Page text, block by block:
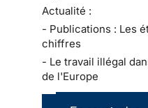
Actualité :
- Publications : Les
chiffres
- Le travail illégal
de l'Europe